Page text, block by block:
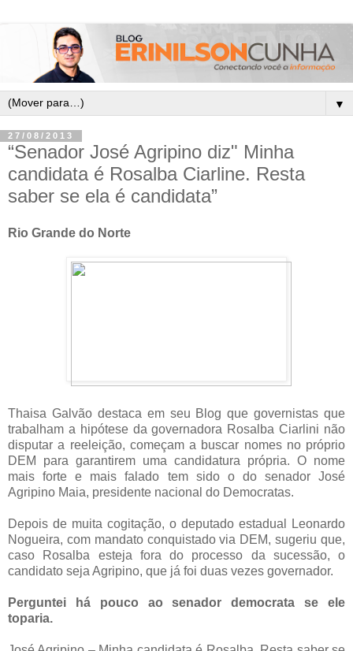
▼
27/08/2013
“Senador José Agripino diz" Minha
candidata é Rosalba Ciarline. Resta
saber se ela é candidata”
Rio Grande do Norte
Thaisa Galvão destaca em seu Blog que governistas que
trabalham a hipótese da governadora Rosalba Ciarlini não
disputar a reeleição, começam a buscar nomes no próprio
DEM para garantirem uma candidatura própria. O nome
mais forte e mais falado tem sido o do senador José
Agripino Maia, presidente nacional do Democratas.
Depois de muita cogitação, o deputado estadual Leonardo
Nogueira, com mandato conquistado via DEM, sugeriu que,
caso Rosalba esteja fora do processo da sucessão, o
candidato seja Agripino, que já foi duas vezes governador.
Perguntei há pouco ao senador democrata se ele
toparia.